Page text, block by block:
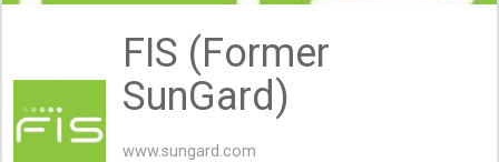
FIS (Former
SunGard)
www.sungard.com